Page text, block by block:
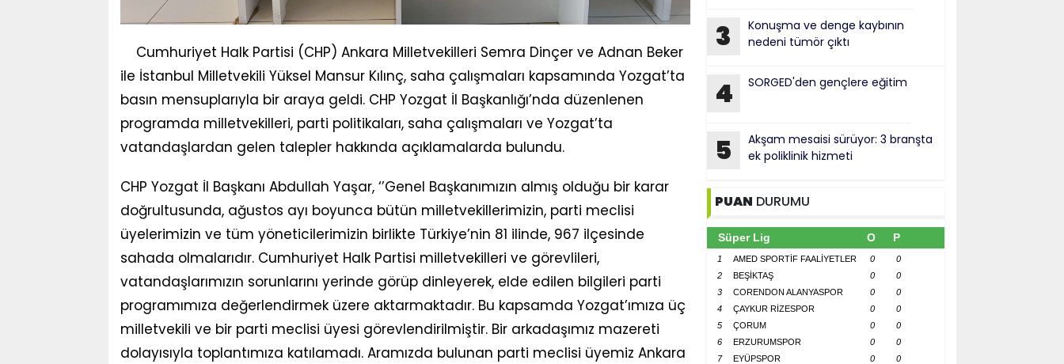
Cumhuriyet Halk Partisi (CHP) Ankara Milletvekilleri Semra Dinçer ve Adnan Beker
ile İstanbul Milletvekili Yüksel Mansur Kılınç, saha çalışmaları kapsamında Yozgat’ta
basın mensuplarıyla bir araya geldi. CHP Yozgat İl Başkanlığı’nda düzenlenen
programda milletvekilleri, parti politikaları, saha çalışmaları ve Yozgat’ta
vatandaşlardan gelen talepler hakkında açıklamalarda bulundu.
CHP Yozgat İl Başkanı Abdullah Yaşar, ‘’Genel Başkanımızın almış olduğu bir karar
doğrultusunda, ağustos ayı boyunca bütün milletvekillerimizin, parti meclisi
üyelerimizin ve tüm yöneticilerimizin birlikte Türkiye’nin 81 ilinde, 967 ilçesinde
sahada olmalarıdır. Cumhuriyet Halk Partisi milletvekilleri ve görevlileri,
vatandaşlarımızın sorunlarını yerinde görüp dinleyerek, elde edilen bilgileri parti
programımıza değerlendirmek üzere aktarmaktadır. Bu kapsamda Yozgat’ımıza üç
milletvekili ve bir parti meclisi üyesi görevlendirilmiştir. Bir arkadaşımız mazereti
dolayısıyla toplantımıza katılamadı. Aramızda bulunan parti meclisi üyemiz Ankara
3
Konuşma ve denge kaybının
nedeni tümör çıktı
4 SORGED'den gençlere eğitim
5
Akşam mesaisi sürüyor: 3 branşta
ek poliklinik hizmeti
PUAN DURUMU
Süper Lig O P
1 AMED SPORTİF FAALİYETLER 0
0
2
BEŞİKTAŞ 0
0
3
CORENDON ALANYASPOR 0
0
4
ÇAYKUR RİZESPOR 0
0
5
ÇORUM 0
0
6
ERZURUMSPOR 0
0
7
EYÜPSPOR 0
0